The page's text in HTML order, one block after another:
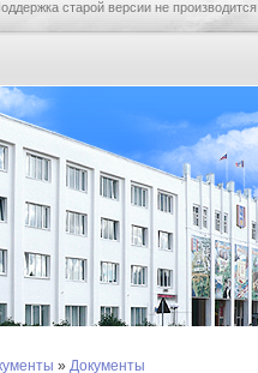
старой версии не производится.
» Документы